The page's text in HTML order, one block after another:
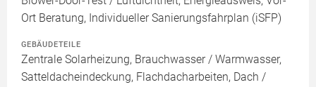
Ort Beratung, Individueller Sanierungsfahrplan (iSFP)
GEBÄUDETEILE
Zentrale Solarheizung, Brauchwasser / Warmwasser,
Satteldacheindeckung, Flachdacharbeiten, Dach /